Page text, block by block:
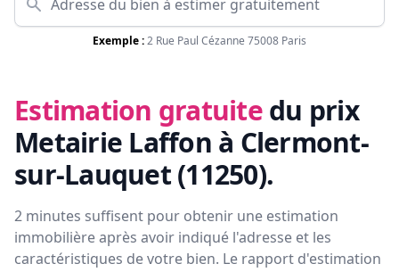
Exemple :2 Rue Paul Cézanne 75008 Paris
Estimation gratuite du prix
Metairie Laffon à Clermont-
sur-Lauquet (11250).
2 minutes suffisent pour obtenir une estimation
immobilière après avoir indiqué l'adresse et les
caractéristiques de votre bien. Le rapport d'estimation